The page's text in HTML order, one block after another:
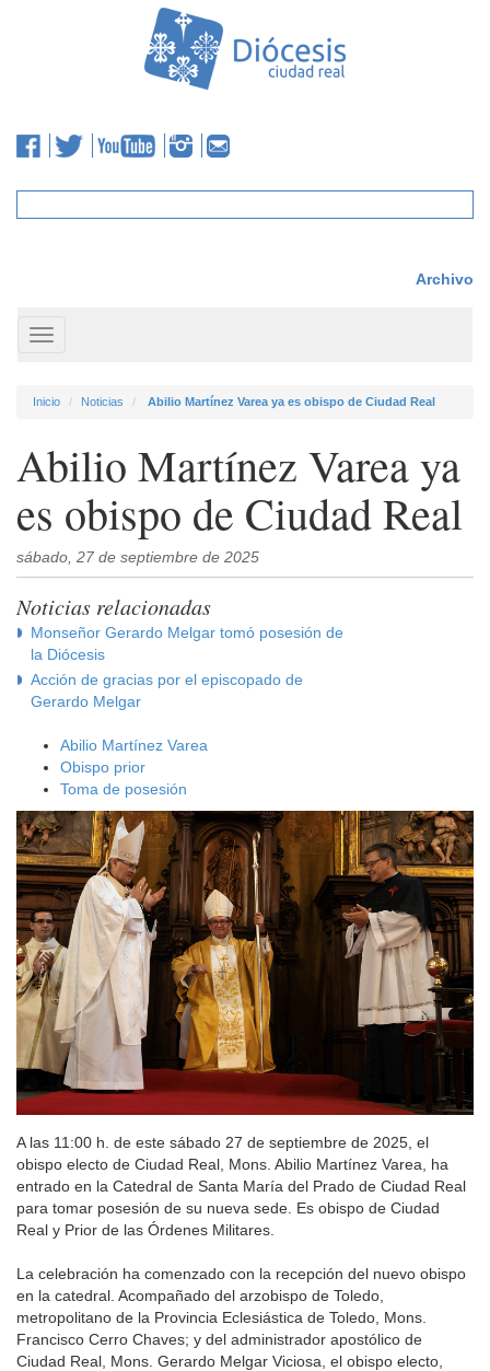
Archivo
Toggle
navigation
Inicio Noticias Abilio Martínez Varea ya es obispo de Ciudad Real
Abilio Martínez Varea ya
es obispo de Ciudad Real
sábado, 27 de septiembre de 2025
Noticias relacionadas
Monseñor Gerardo Melgar tomó posesión de
la Diócesis
Acción de gracias por el episcopado de
Gerardo Melgar
Abilio Martínez Varea
Obispo prior
Toma de posesión
A las 11:00 h. de este sábado 27 de septiembre de 2025, el
obispo electo de Ciudad Real, Mons. Abilio Martínez Varea, ha
entrado en la Catedral de Santa María del Prado de Ciudad Real
para tomar posesión de su nueva sede. Es obispo de Ciudad
Real y Prior de las Órdenes Militares.
La celebración ha comenzado con la recepción del nuevo obispo
en la catedral. Acompañado del arzobispo de Toledo,
metropolitano de la Provincia Eclesiástica de Toledo, Mons.
Francisco Cerro Chaves; y del administrador apostólico de
Ciudad Real, Mons. Gerardo Melgar Viciosa, el obispo electo,